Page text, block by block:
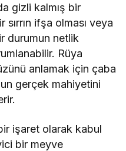
gizli kalmış bir
sırrın ifşa olması veya
durumun netlik
Rüya
anlamak için çaba
gerçek mahiyetini
işaret olarak kabul
bir meyve